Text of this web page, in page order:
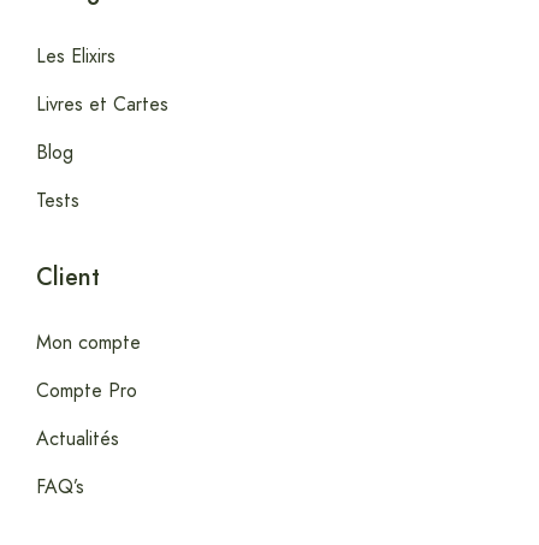
Les Elixirs
Livres et Cartes
Blog
Tests
Client
Mon compte
Compte Pro
Actualités
FAQ’s